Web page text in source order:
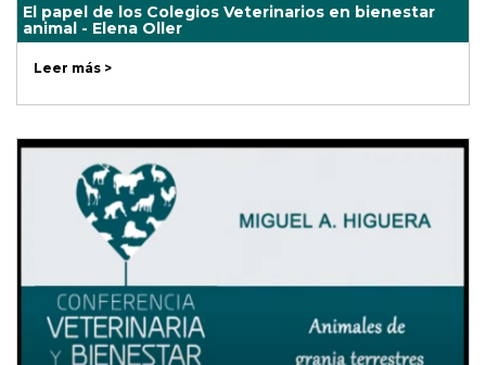
El papel de los Colegios Veterinarios en bienestar
animal - Elena Oller
Leer más >